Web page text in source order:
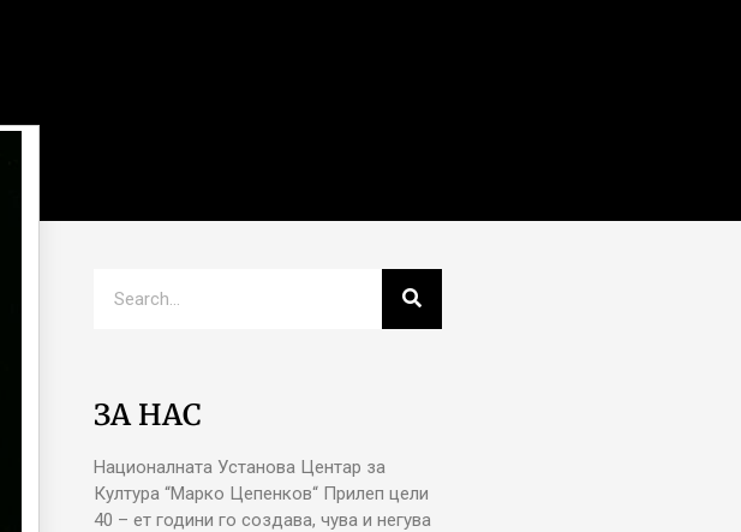
ЗА НАС
Националната Установа Центар за
Култура “Марко Цепенков“ Прилеп цели
40 – ет години го создава, чува и негува